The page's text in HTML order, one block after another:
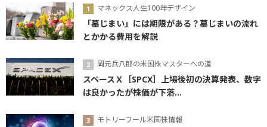
マネックス人生100年デザイン
「墓じまい」には期限がある？墓じまいの流れ
とかかる費用を解説
岡元兵八郎の米国株マスターへの道
スペースＸ［SPCX］上場後初の決算発表、数字
は良かったが株価が下落...
モトリーフール米国株情報